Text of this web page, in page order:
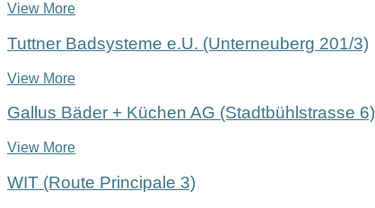
View More
Tuttner Badsysteme e.U. (Unterneuberg 201/3)
View More
Gallus Bäder + Küchen AG (Stadtbühlstrasse 6)
View More
WIT (Route Principale 3)